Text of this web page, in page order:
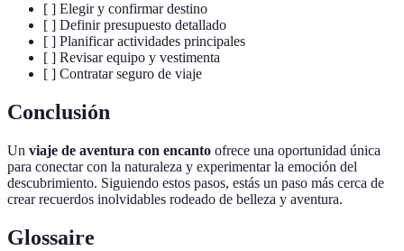
[ ] Elegir y confirmar destino
[ ] Definir presupuesto detallado
[ ] Planificar actividades principales
[ ] Revisar equipo y vestimenta
[ ] Contratar seguro de viaje
Conclusión
Un viaje de aventura con encanto ofrece una oportunidad única
para conectar con la naturaleza y experimentar la emoción del
descubrimiento. Siguiendo estos pasos, estás un paso más cerca de
crear recuerdos inolvidables rodeado de belleza y aventura.
Glossaire